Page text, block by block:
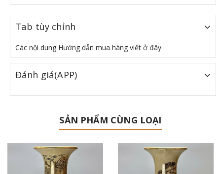
Tab tùy chỉnh
Các nội dung Hướng dẫn mua hàng viết ở đây
Đánh giá(APP)
SẢN PHẨM CÙNG LOẠI